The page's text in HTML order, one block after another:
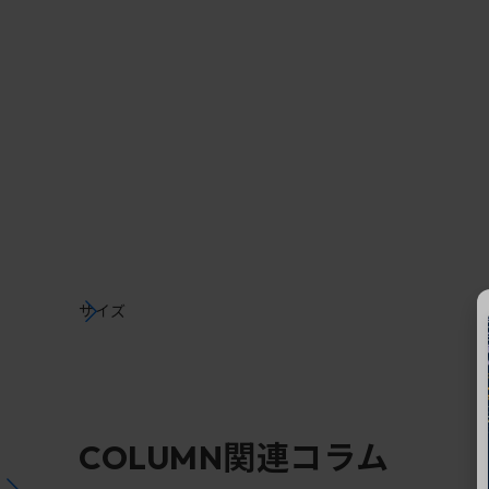
サイズ
COLUMN関連コラム